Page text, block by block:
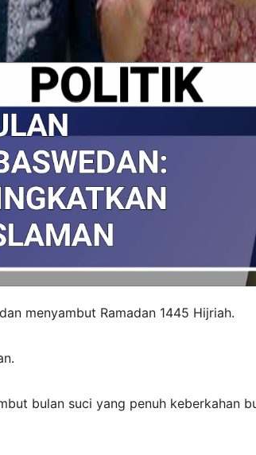
menyambut Ramadan 1445 Hijriah.
bulan suci yang penuh keberkahan